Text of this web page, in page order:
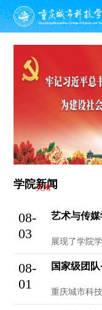
学院新闻
08-
03
08-
01
关闭